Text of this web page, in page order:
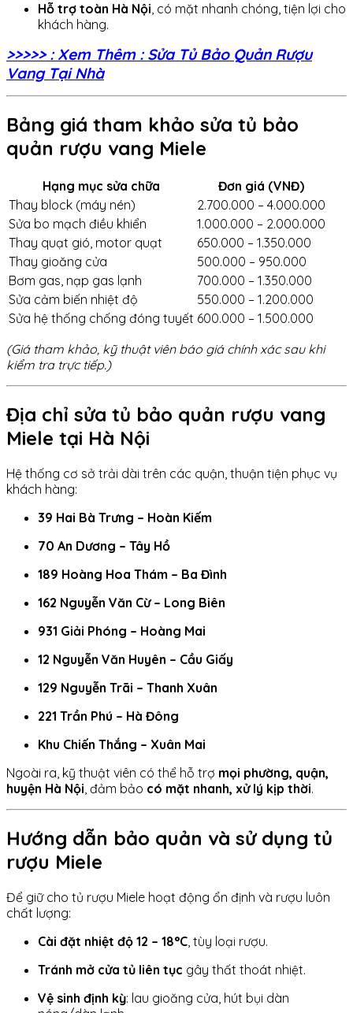
Hỗ trợ toàn Hà Nội, có mặt nhanh chóng, tiện lợi cho
khách hàng.
>>>>> : Xem Thêm : Sửa Tủ Bảo Quản Rượu
Vang Tại Nhà
Bảng giá tham khảo sửa tủ bảo
quản rượu vang Miele
Hạng mục sửa chữa
Đơn giá (VNĐ)
Thay block (máy nén)
2.700.000 – 4.000.000
Sửa bo mạch điều khiển
1.000.000 – 2.000.000
Thay quạt gió, motor quạt
650.000 – 1.350.000
Thay gioăng cửa
500.000 – 950.000
Bơm gas, nạp gas lạnh
700.000 – 1.350.000
Sửa cảm biến nhiệt độ
550.000 – 1.200.000
Sửa hệ thống chống đóng tuyết 600.000 – 1.500.000
(Giá tham khảo, kỹ thuật viên báo giá chính xác sau khi
kiểm tra trực tiếp.)
Địa chỉ sửa tủ bảo quản rượu vang
Miele tại Hà Nội
Hệ thống cơ sở trải dài trên các quận, thuận tiện phục vụ
khách hàng:
39 Hai Bà Trưng – Hoàn Kiếm
70 An Dương – Tây Hồ
189 Hoàng Hoa Thám – Ba Đình
162 Nguyễn Văn Cừ – Long Biên
931 Giải Phóng – Hoàng Mai
12 Nguyễn Văn Huyên – Cầu Giấy
129 Nguyễn Trãi – Thanh Xuân
221 Trần Phú – Hà Đông
Khu Chiến Thắng – Xuân Mai
Ngoài ra, kỹ thuật viên có thể hỗ trợ mọi phường, quận,
huyện Hà Nội, đảm bảo có mặt nhanh, xử lý kịp thời.
Hướng dẫn bảo quản và sử dụng tủ
rượu Miele
Để giữ cho tủ rượu Miele hoạt động ổn định và rượu luôn
chất lượng:
Cài đặt nhiệt độ 12 – 18°C , tùy loại rượu.
Tránh mở cửa tủ liên tục gây thất thoát nhiệt.
Vệ sinh định kỳ: lau gioăng cửa, hút bụi dàn